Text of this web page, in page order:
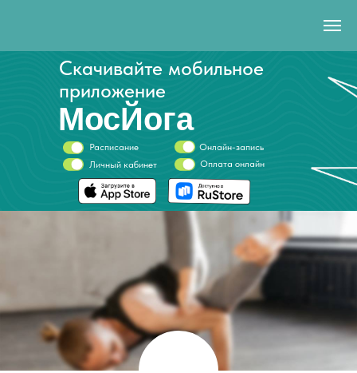
МосЙога
Онлайн-запись
Оплата онлайн
Личный кабинет
Расписание
Скачивайте мобильное
приложение